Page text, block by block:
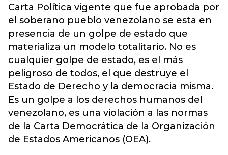
Carta Política vigente que fue aprobada por
el soberano pueblo venezolano se esta en
presencia de un golpe de estado que
materializa un modelo totalitario. No es
cualquier golpe de estado, es el más
peligroso de todos, el que destruye el
Estado de Derecho y la democracia misma.
Es un golpe a los derechos humanos del
venezolano, es una violación a las normas
de la Carta Democrática de la Organización
de Estados Americanos (OEA).